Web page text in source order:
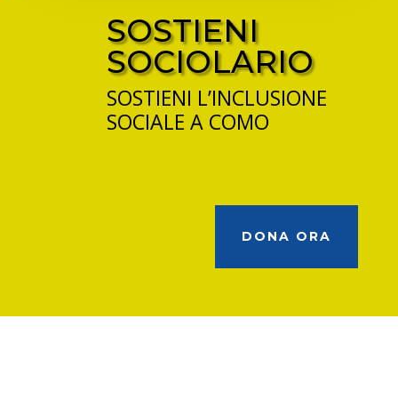
SOSTIENI
SOCIOLARIO
SOSTIENI L’INCLUSIONE
SOCIALE A COMO
DONA ORA